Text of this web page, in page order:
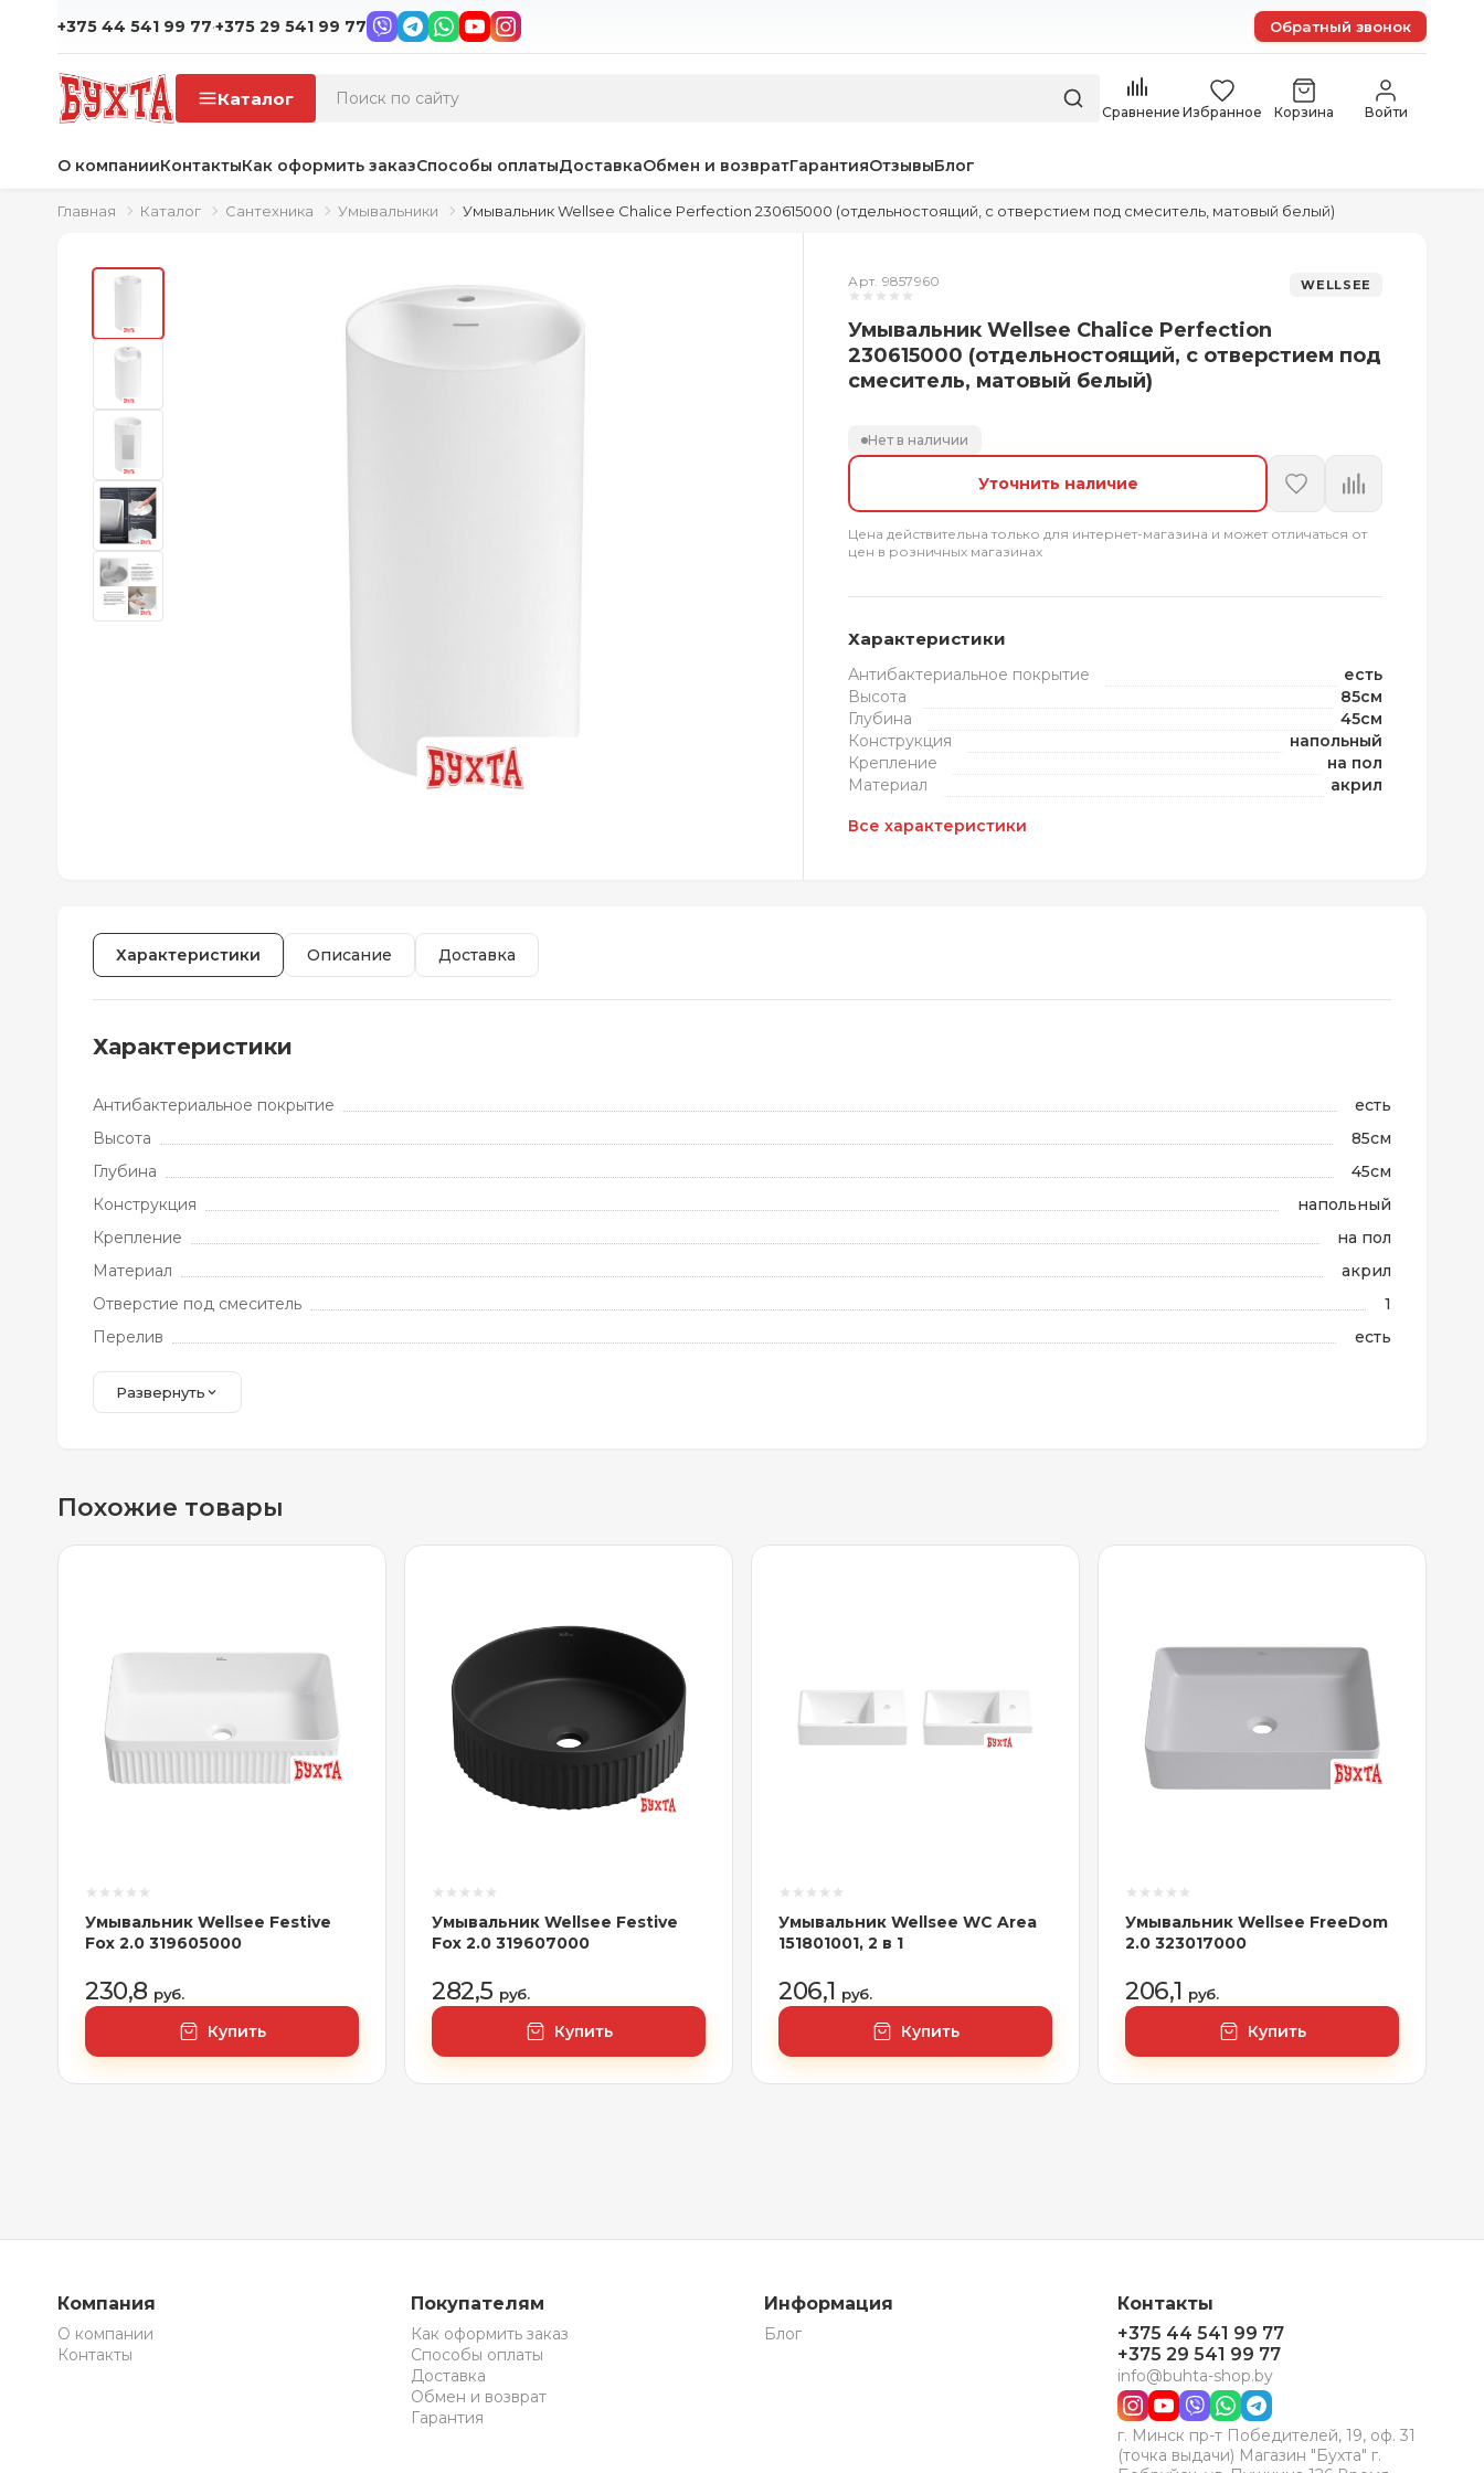
+375 44 541 99 77·+375 29 541 99 77 Обратный звонок
Каталог
Сравнение Избранное Корзина Войти
О компанииКонтактыКак оформить заказСпособы оплатыДоставкаОбмен и возвратГарантияОтзывыБлог
Главная Каталог Сантехника Умывальники Умывальник Wellsee Chalice Perfection 230615000 (отдельностоящий, с отверстием под смеситель, матовый белый)
Арт. 9857960 WELLSEE
Умывальник Wellsee Chalice Perfection
230615000 (отдельностоящий, с отверстием под
смеситель, матовый белый)
Нет в наличии
Уточнить наличие
Цена действительна только для интернет-магазина и может отличаться от
цен в розничных магазинах
Характеристики
Антибактериальное покрытие
есть
Высота
85см
Глубина
45см
Конструкция
напольный
Крепление
на пол
Материал
акрил
Все характеристики
Характеристики Описание Доставка
Характеристики
Антибактериальное покрытие
есть
Высота
85см
Глубина
45см
Конструкция
напольный
Крепление
на пол
Материал
акрил
Отверстие под смеситель
1
Перелив
есть
Развернуть
Похожие товары
Умывальник Wellsee Festive
Fox 2.0 319605000
230,8 руб.
Купить
Умывальник Wellsee Festive
Fox 2.0 319607000
282,5 руб.
Купить
Умывальник Wellsee WC Area
151801001, 2 в 1
206,1 руб.
Купить
Умывальник Wellsee FreeDom
2.0 323017000
206,1 руб.
Купить
Компания
О компании
Контакты
Покупателям
Как оформить заказ
Способы оплаты
Доставка
Обмен и возврат
Гарантия
Информация
Блог
Контакты
+375 44 541 99 77
+375 29 541 99 77
info@buhta-shop.by
г. Минск пр-т Победителей, 19, оф. 31
(точка выдачи) Магазин "Бухта" г.